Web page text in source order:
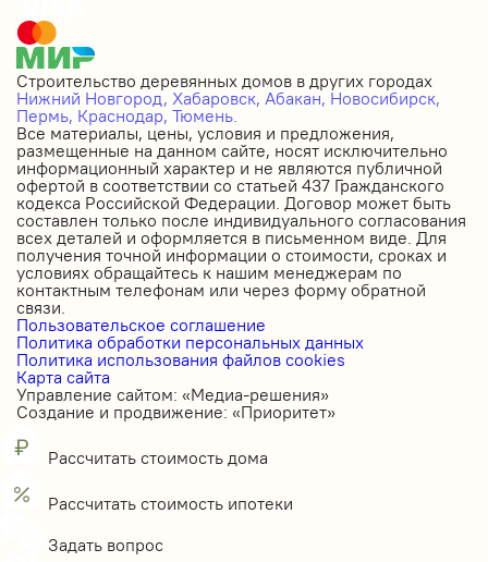
Строительство деревянных домов в других городах
Нижний Новгород, Хабаровск, Абакан, Новосибирск,
Пермь, Краснодар, Тюмень.
Все материалы, цены, условия и предложения,
размещенные на данном сайте, носят исключительно
информационный характер и не являются публичной
офертой в соответствии со статьей 437 Гражданского
кодекса Российской Федерации. Договор может быть
составлен только после индивидуального согласования
всех деталей и оформляется в письменном виде. Для
получения точной информации о стоимости, сроках и
условиях обращайтесь к нашим менеджерам по
контактным телефонам или через форму обратной
связи.
Пользовательское соглашение
Политика обработки персональных данных
Политика использования файлов cookies
Карта сайта
Управление сайтом: «Медиа-решения»
Создание и продвижение: «Приоритет»
Рассчитать стоимость дома
Рассчитать стоимость ипотеки
Задать вопрос